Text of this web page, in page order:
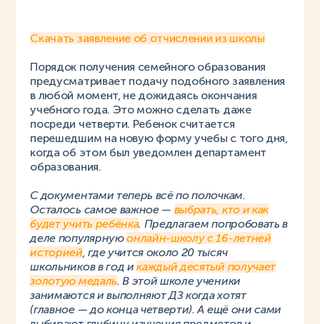
Скачать заявление об отчислении из школы
Порядок получения семейного образования
предусматривает подачу подобного заявления
в любой момент, не дожидаясь окончания
учебного года. Это можно сделать даже
посреди четверти. Ребенок считается
перешедшим на новую форму учебы с того дня,
когда об этом был уведомлен департамент
образования.
С документами теперь всё по полочкам.
Осталось самое важное — выбрать, кто и как
будет учить ребёнка. Предлагаем попробовать в
деле популярнуюонлайн-школу с 16-летней
историей, где учится около 20 тысяч
школьников в год икаждый десятый получает
золотую медаль. В этой школе ученики
занимаются и выполняют ДЗ когда хотят
(главное — до конца четверти). А ещё они сами